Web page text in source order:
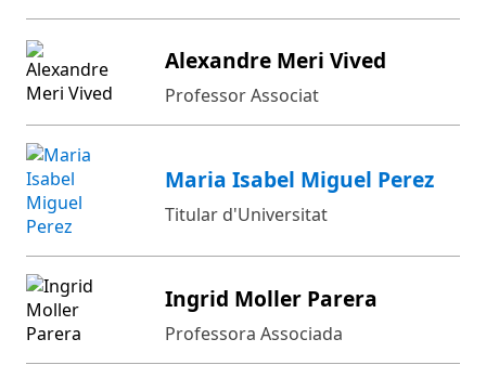
Alexandre Meri Vived
Professor Associat
Maria Isabel Miguel Perez
Titular d'Universitat
Ingrid Moller Parera
Professora Associada